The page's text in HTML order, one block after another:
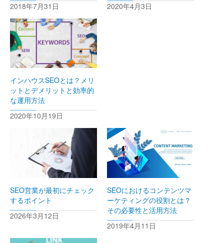
2018年7月31日
2020年4月3日
インハウスSEOとは？メリ
ットとデメリットと効率的
な運用方法
2020年10月19日
SEO営業が最初にチェック
するポイント
2026年3月12日
SEOにおけるコンテンツマ
ーケティングの役割とは？
その必要性と活用方法
2019年4月11日